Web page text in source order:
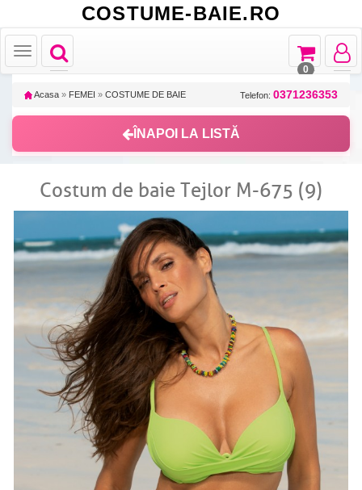
COSTUME-BAIE.RO
Toggle
navigation
Toggle
navigation
Toggle
Toggle
navigation
0
Acasa » FEMEI » COSTUME DE BAIE Telefon: 0371236353
ÎNAPOI LA LISTĂ
Costum de baie Tejlor M-675 (9)